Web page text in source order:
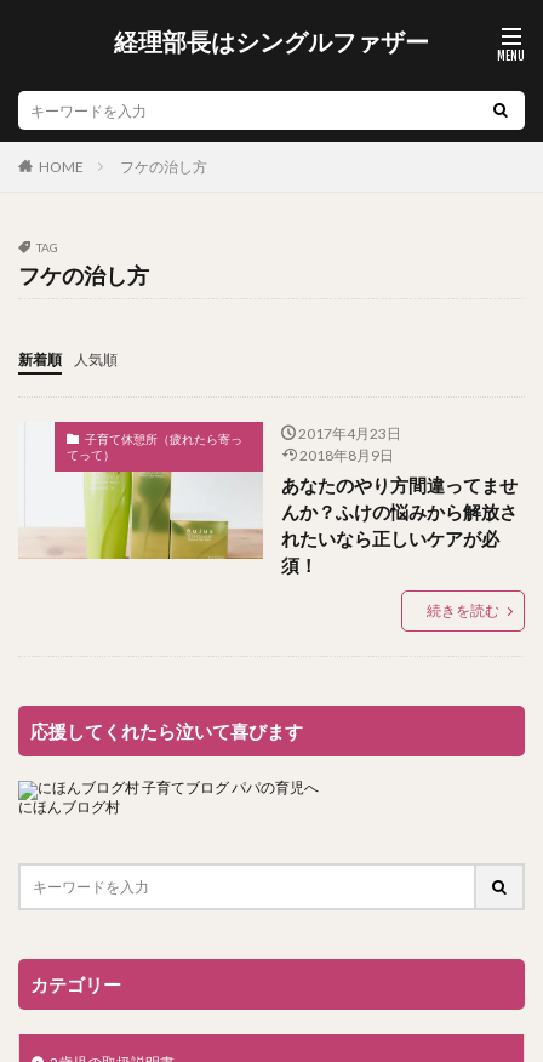
経理部長はシングルファザー
HOME フケの治し方
TAG
フケの治し方
新着順 人気順
子育て休憩所（疲れたら寄っ
てって）
2017年4月23日
2018年8月9日
あなたのやり方間違ってませ
んか？ふけの悩みから解放さ
れたいなら正しいケアが必
須！
続きを読む
応援してくれたら泣いて喜びます
にほんブログ村
カテゴリー